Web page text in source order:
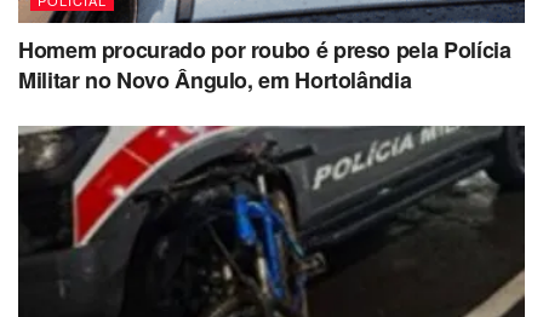
Homem procurado por roubo é preso pela Polícia
Militar no Novo Ângulo, em Hortolândia